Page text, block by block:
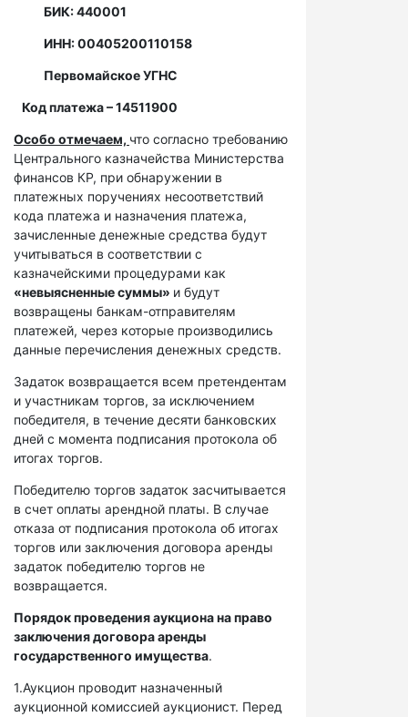
БИК: 440001
ИНН: 00405200110158
Первомайское УГНС
Код платежа – 14511900
Особо отмечаем, что согласно требованию
Центрального казначейства Министерства
финансов КР, при обнаружении в
платежных поручениях несоответствий
кода платежа и назначения платежа,
зачисленные денежные средства будут
учитываться в соответствии с
казначейскими процедурами как
«невыясненные суммы» и будут
возвращены банкам-отправителям
платежей, через которые производились
данные перечисления денежных средств.
Задаток возвращается всем претендентам
и участникам торгов, за исключением
победителя, в течение десяти банковских
дней с момента подписания протокола об
итогах торгов.
Победителю торгов задаток засчитывается
в счет оплаты арендной платы. В случае
отказа от подписания протокола об итогах
торгов или заключения договора аренды
задаток победителю торгов не
возвращается.
Порядок проведения аукциона на право
заключения договора аренды
государственного имущества.
1.Аукцион проводит назначенный
аукционной комиссией аукционист. Перед